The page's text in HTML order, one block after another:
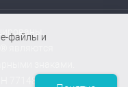
являются
7714854000 / ОГРН
файлы и